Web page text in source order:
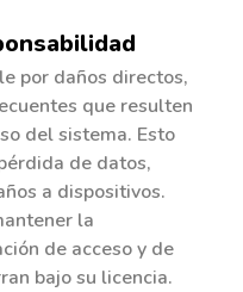
por daños directos,
que resulten
del sistema. Esto
de datos,
a dispositivos.
la
de acceso y de
bajo su licencia.